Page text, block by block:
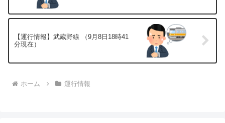
【運行情報】武蔵野線 （9月8日18時41
分現在）
ホーム 運行情報